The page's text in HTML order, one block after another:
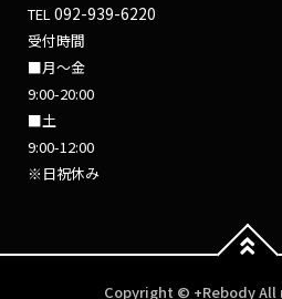
TEL092-939-6220
受付時間
■月～金
9:00-20:00
■土
9:00-12:00
※日祝休み
Copyright © +Rebody